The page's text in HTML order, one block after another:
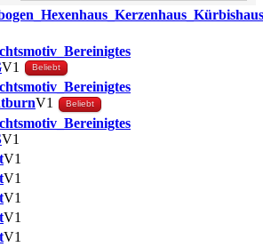
V1 Beliebt
V1 Beliebt
V1
V1
V1
V1
V1
V1